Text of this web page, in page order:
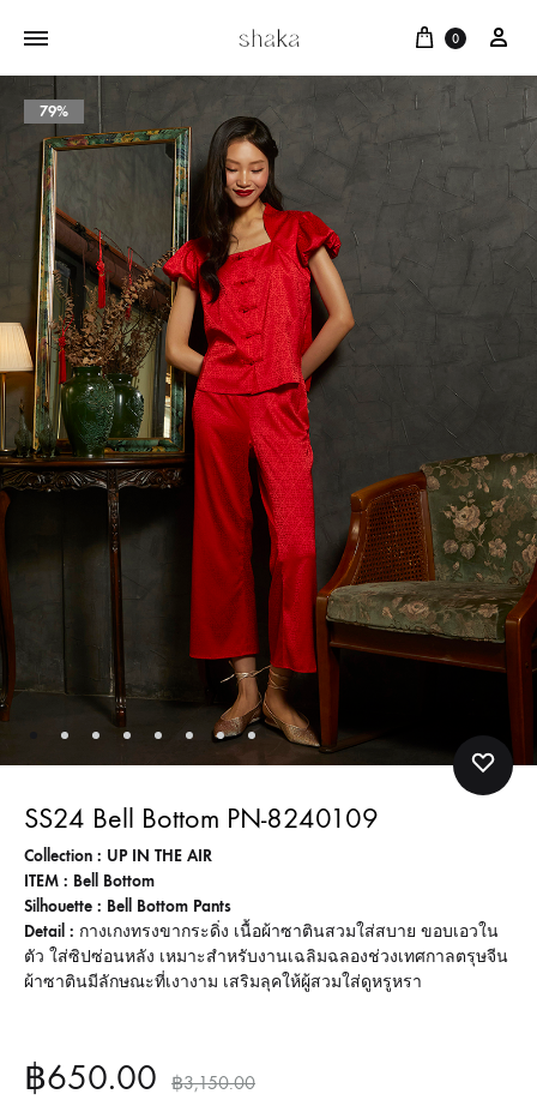
Cart
0
79%
SS24 Bell Bottom PN-8240109
Collection : UP IN THE AIR
ITEM : Bell Bottom
Silhouette : Bell Bottom Pants
Detail : กางเกงทรงขากระดิ่ง เนื้อผ้าซาตินสวมใส่สบาย ขอบเอวใน
ตัว ใส่ซิปซ่อนหลัง เหมาะสำหรับงานเฉลิมฉลองช่วงเทศกาลตรุษจีน
ผ้าซาตินมีลักษณะที่เงางาม เสริมลุคให้ผู้สวมใส่ดูหรูหรา
฿650.00 ฿3,150.00